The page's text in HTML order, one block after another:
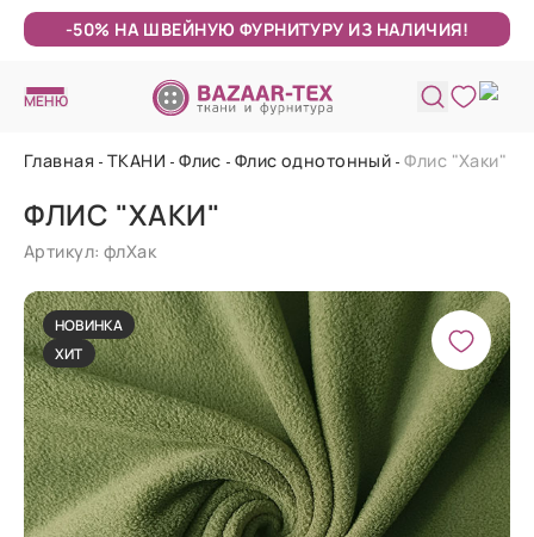
-50% НА ШВЕЙНУЮ ФУРНИТУРУ ИЗ НАЛИЧИЯ!
МЕНЮ
Главная ТКАНИ Флис Флис однотонный Флис "Хаки"
ФЛИС "ХАКИ"
Артикул: флХак
НОВИНКА
ХИТ